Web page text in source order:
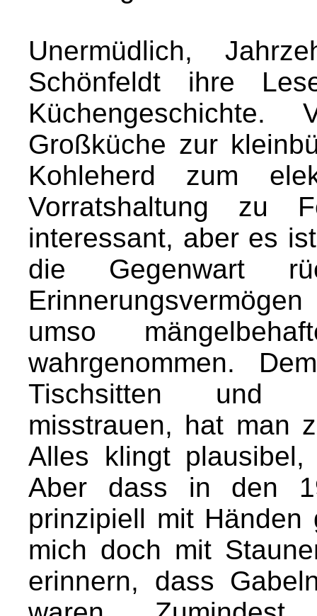
Unermüdlich,
Schönfeldt ihre
Küchengeschichte.
Großküche zur
Kohleherd zum
Vorratshaltung zu
interessant, aber es
die Gegenwart
umso
wahrgenommen.
Tischsitten und
misstrauen, hat man
Alles klingt
Aber dass in den
prinzipiell mit
mich doch mit
erinnern, dass